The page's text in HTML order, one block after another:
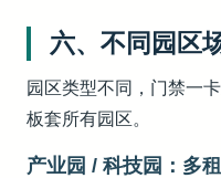
六、不同园区
园区类型不同，门禁一
板套所有园区。
产业园 / 科技园：多